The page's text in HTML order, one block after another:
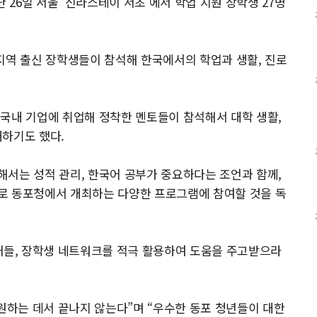
출신 장학생들이 참석해 한국에서의 학업과 생활, 진로
내 기업에 취업해 정착한 멘토들이 참석해서 대학 생활,
기도 했다.
는 성적 관리, 한국어 공부가 중요하다는 조언과 함께,
동포청에서 개최하는 다양한 프로그램에 참여할 것을 독
, 장학생 네트워크를 적극 활용하여 도움을 주고받으라
는 데서 끝나지 않는다”며 “우수한 동포 청년들이 대한